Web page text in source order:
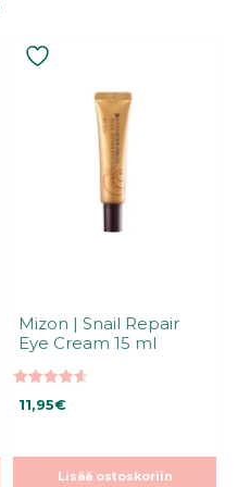
Mizon | Snail Repair
Eye Cream 15 ml
4.60
5:stä
11,95€
Lisää ostoskoriin